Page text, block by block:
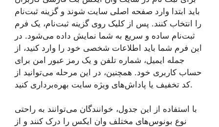
باید ابتدا وارد صفحه اصلی سایت شوند و گزینه ثبت‌نام
را انتخاب کنند. پس از کلیک روی گزینه ثبت‌نام، یک فرم
ثبت‌نام ساده و سریع به شما نمایش داده می‌شود. در
این فرم شما باید اطلاعات شخصی خود را وارد کنید، از
جمله ایمیل، شماره تلفن و یک رمز عبور امن برای
حساب کاربری خود. همچنین، در این مرحله می‌توانید از
کد تخفیف یا پاداش‌های ویژه سایت بهره‌برداری کنید.
با استفاده از این جدول، خوانندگان می‌توانند به راحتی
نوع بونوس‌های مختلف وان ایکس را درک کنند و از